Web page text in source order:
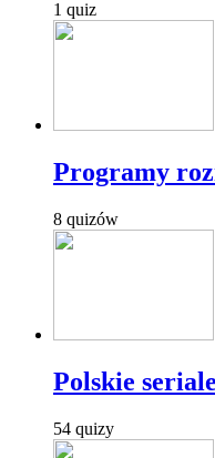
1 quiz
Programy
8 quizów
Polskie seriale
54 quizy